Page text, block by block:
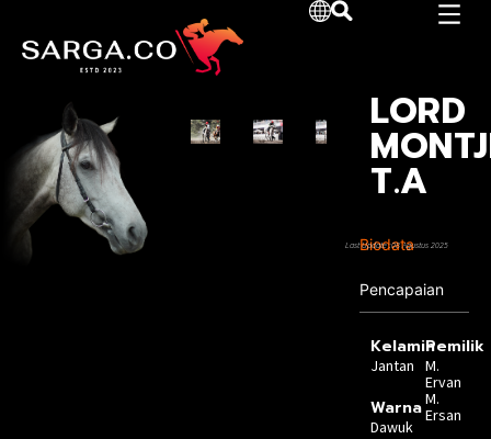
LORD
T.A
Biodata
Pencapaian
Kelamin
Jantan
Warna
Dawuk
Pemilik
M.
Ervan
M.
Ersan
Last Update :08 Agustus 2025